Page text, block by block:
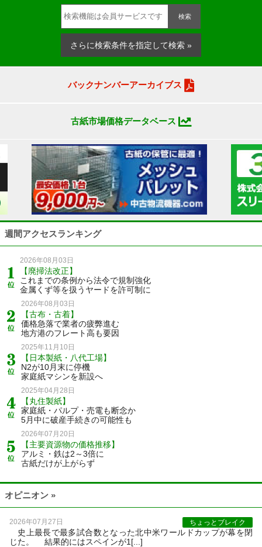
検索
さらに検索条件を指定して検索 »
バックナンバーアーカイブス
古紙市場価格データベース
週間アクセスランキング
2026年08月03日
【廃掃法改正】
これまでの条例から法令で規制強化
金属くず等を扱うヤードを許可制に
2026年08月03日
【古布・古着】
価格急落で業者の疲弊進む
地方港のフレート高も要因
2025年11月10日
【日本製紙・八代工場】
N2が10月末に停機
家庭紙マシンを新設へ
2025年04月28日
【丸住製紙】
家庭紙・パルプ・売電も断念か
5月中に破産手続きの可能性も
2026年07月20日
【主要資源物の価格推移】
アルミ・鉄は2～3倍に
古紙だけが上がらず
オピニオン »
2026年07月27日 ちょっとブレイク
史上最長で最多試合数となった北中米ワールドカップが幕を閉
じた。 結果的にはスペインが1[...]